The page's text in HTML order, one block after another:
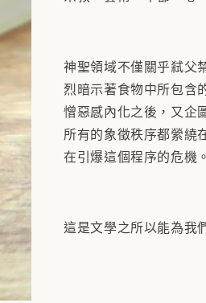
神聖領域不僅關乎弒父
烈暗示著食物中所包含
憎惡感內化之後，又企
所有的象徵秩序都縈繞
在引爆這個程序的危機。
這是文學之所以能為我